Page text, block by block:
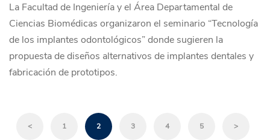
La Facultad de Ingeniería y el Área Departamental de
Ciencias Biomédicas organizaron el seminario “Tecnología
de los implantes odontológicos” donde sugieren la
propuesta de diseños alternativos de implantes dentales y
fabricación de prototipos.
< 1 2 3 4 5 >